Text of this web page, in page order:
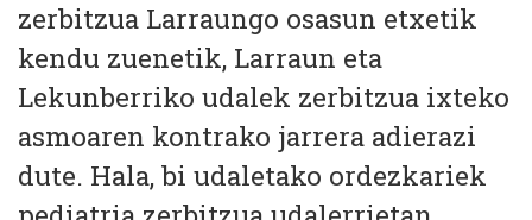
zerbitzua Larraungo osasun etxetik
kendu zuenetik, Larraun eta
Lekunberriko udalek zerbitzua ixteko
asmoaren kontrako jarrera adierazi
dute. Hala, bi udaletako ordezkariek